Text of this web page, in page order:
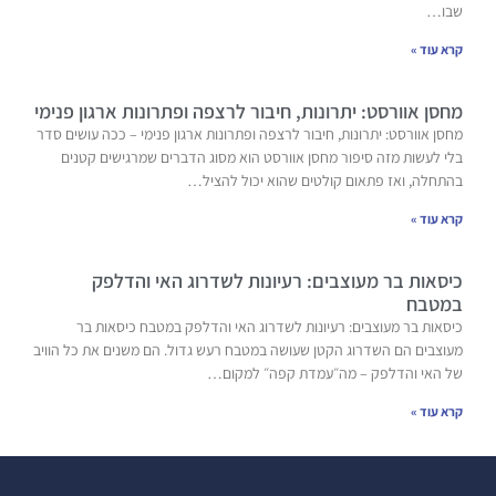
שבו…
קרא עוד »
מחסן אוורסט: יתרונות, חיבור לרצפה ופתרונות ארגון פנימי
מחסן אוורסט: יתרונות, חיבור לרצפה ופתרונות ארגון פנימי – ככה עושים סדר
בלי לעשות מזה סיפור מחסן אוורסט הוא מסוג הדברים שמרגישים קטנים
בהתחלה, ואז פתאום קולטים שהוא יכול להציל…
קרא עוד »
כיסאות בר מעוצבים: רעיונות לשדרוג האי והדלפק
במטבח
כיסאות בר מעוצבים: רעיונות לשדרוג האי והדלפק במטבח כיסאות בר
מעוצבים הם השדרוג הקטן שעושה במטבח רעש גדול. הם משנים את כל הוויב
של האי והדלפק – מה״עמדת קפה״ למקום…
קרא עוד »